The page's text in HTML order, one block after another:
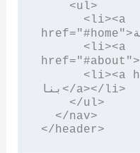
href="#home">الرئيسية</a></li>
href="#about">حول</a></li>
بنا</a></li>
</header>